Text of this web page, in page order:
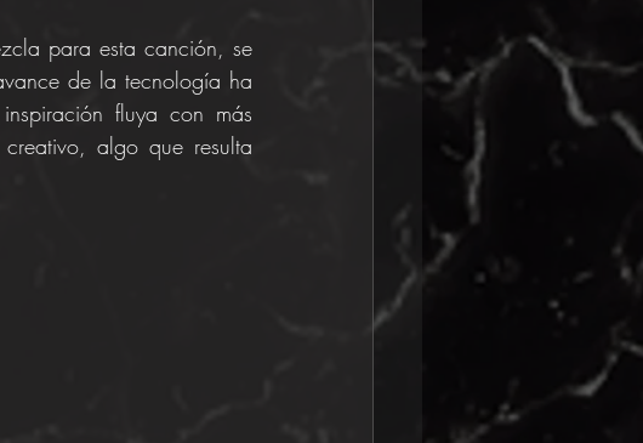
para esta canción, se
de la tecnología ha
fluya con más
algo que resulta